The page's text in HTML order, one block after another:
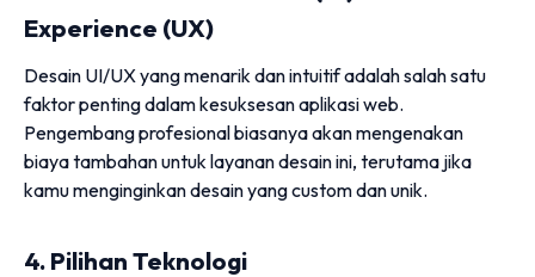
Experience (UX)
Desain UI/UX yang menarik dan intuitif adalah salah satu
faktor penting dalam kesuksesan aplikasi web.
Pengembang profesional biasanya akan mengenakan
biaya tambahan untuk layanan desain ini, terutama jika
kamu menginginkan desain yang custom dan unik.
4. Pilihan Teknologi